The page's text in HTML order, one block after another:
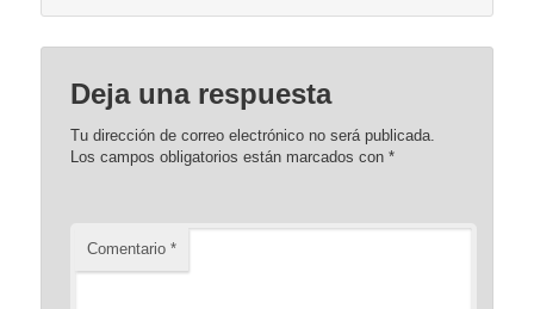
Deja una respuesta
Tu dirección de correo electrónico no será publicada.
Los campos obligatorios están marcados con*
Comentario*